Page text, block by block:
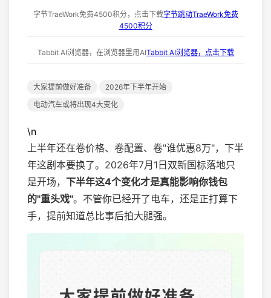
字节TraeWork免费4500积分，点击下载字节跳动TraeWork免费
4500积分
Tabbit AI浏览器，在浏览器里用AITabbit AI浏览器，点击下载
大家提前做好准备
2026年下半年开始
电动汽车或将出现4大变化
\n
上半年还在卷价格、卷配置、卷"谁优惠8万"，下半
年这剧本要换了。2026年7月1日双新国标落地只
是开场， 下半年这4个变化才是真能影响你钱包
的"重头戏"。不管你已经开了电车，还是正打算下
手，提前知道总比事后拍大腿强。